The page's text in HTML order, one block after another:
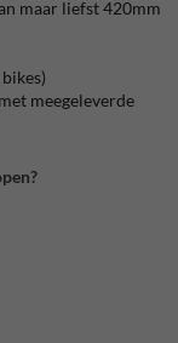
maar liefst 420mm
meegeleverde